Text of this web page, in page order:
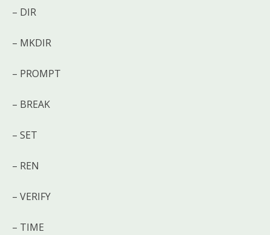
– DIR
– MKDIR
– PROMPT
– BREAK
– SET
– REN
– VERIFY
– TIME